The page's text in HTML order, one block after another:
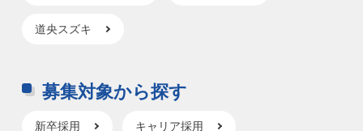
道央スズキ
募集対象から探す
新卒採用 キャリア採用